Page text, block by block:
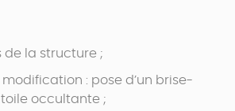
de la structure ;
: pose d’un brise-
toile occultante ;